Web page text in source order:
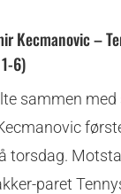
Kecmanovic –
6)
sammen med
torsdag.
paret